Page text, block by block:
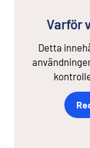
Varför
Detta